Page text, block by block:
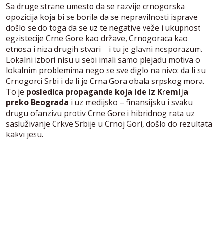
Sa druge strane umesto da se razvije crnogorska
opozicija koja bi se borila da se nepravilnosti isprave
došlo se do toga da se uz te negative veže i ukupnost
egzistecije Crne Gore kao države, Crnogoraca kao
etnosa i niza drugih stvari – i tu je glavni nesporazum.
Lokalni izbori nisu u sebi imali samo plejadu motiva o
lokalnim problemima nego se sve diglo na nivo: da li su
Crnogorci Srbi i da li je Crna Gora obala srpskog mora.
To je posledica propagande koja ide iz Kremlja
preko Beograda i uz medijsko – finansijsku i svaku
drugu ofanzivu protiv Crne Gore i hibridnog rata uz
sasluživanje Crkve Srbije u Crnoj Gori, došlo do rezultata
kakvi jesu.